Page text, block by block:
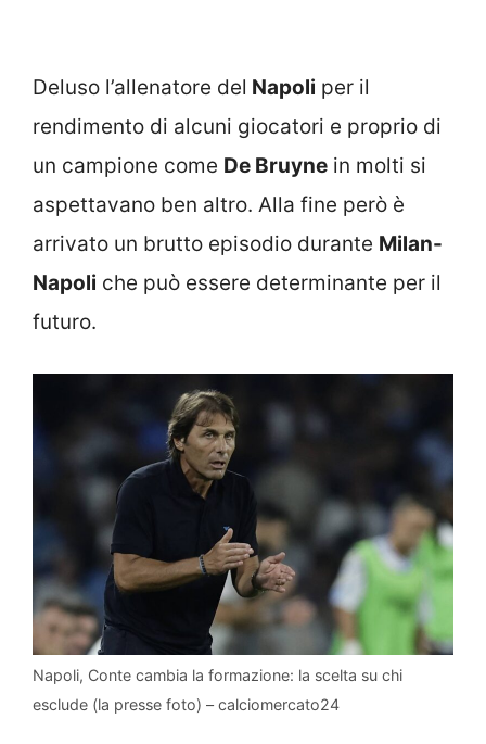
Deluso l’allenatore del Napoli per il
rendimento di alcuni giocatori e proprio di
un campione come De Bruyne in molti si
aspettavano ben altro. Alla fine però è
arrivato un brutto episodio durante Milan-
Napoli che può essere determinante per il
futuro.
Napoli, Conte cambia la formazione: la scelta su chi
esclude (la presse foto) – calciomercato24